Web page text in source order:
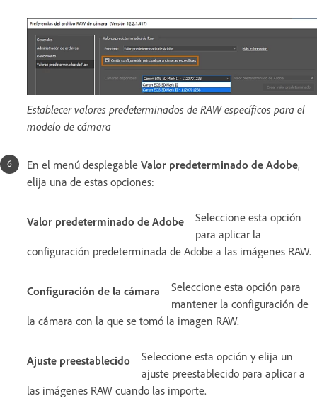
Establecer valores predeterminados de RAW específicos para el
modelo de cámara
En el menú desplegable Valor predeterminado de Adobe,
elija una de estas opciones:
Valor predeterminado de Adobe
Seleccione esta opción
para aplicar la
configuración predeterminada de Adobe a las imágenes RAW.
Configuración de la cámara
Seleccione esta opción para
mantener la configuración de
la cámara con la que se tomó la imagen RAW.
Ajuste preestablecido
Seleccione esta opción y elija un
ajuste preestablecido para aplicar a
las imágenes RAW cuando las importe.